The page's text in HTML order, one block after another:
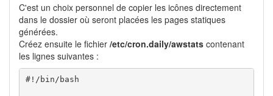
C'est un choix personnel de copier les icônes directement
dans le dossier où seront placées les pages statiques
générées.
Créez ensuite le fichier /etc/cron.daily/awstats contenant
les lignes suivantes :
#!/bin/bash